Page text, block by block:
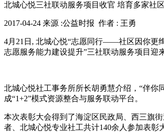
北城心悦三社联动服务项目收官 培育多家社
2017-04-24 来源 :公益时报 作者 : 王勇
4月21日, 北城心悦“志愿同行——社区因你更
志愿服务能力建设提升”三社联动服务项目迎
北城心悦社工事务所所长胡勇慧介绍，“伴
成“1+2”模式资源整合与服务联动平台。
本次表彰大会得到了海淀区民政局、西三旗
者、北城心悦专业社工共计140余人参加表彰